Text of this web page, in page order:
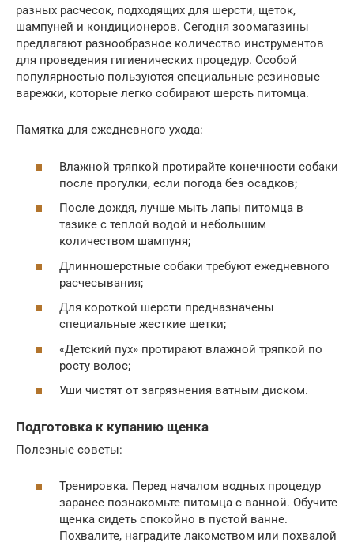
разных расчесок, подходящих для шерсти, щеток,
шампуней и кондиционеров. Сегодня зоомагазины
предлагают разнообразное количество инструментов
для проведения гигиенических процедур. Особой
популярностью пользуются специальные резиновые
варежки, которые легко собирают шерсть питомца.
Памятка для ежедневного ухода:
Влажной тряпкой протирайте конечности собаки
после прогулки, если погода без осадков;
После дождя, лучше мыть лапы питомца в
тазике с теплой водой и небольшим
количеством шампуня;
Длинношерстные собаки требуют ежедневного
расчесывания;
Для короткой шерсти предназначены
специальные жесткие щетки;
«Детский пух» протирают влажной тряпкой по
росту волос;
Уши чистят от загрязнения ватным диском.
Подготовка к купанию щенка
Полезные советы:
Тренировка. Перед началом водных процедур
заранее познакомьте питомца с ванной. Обучите
щенка сидеть спокойно в пустой ванне.
Похвалите, наградите лакомством или похвалой